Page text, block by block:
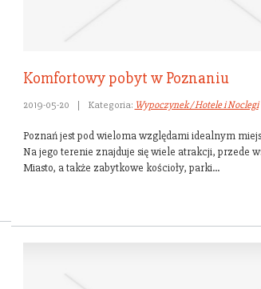
Komfortowy pobyt w Poznaniu
2019-05-20 | Kategoria: Wypoczynek / Hotele i Noclegi
Poznań jest pod wieloma względami idealnym
Na jego terenie znajduje się wiele atrakcji, przede
Miasto, a także zabytkowe kościoły, parki...